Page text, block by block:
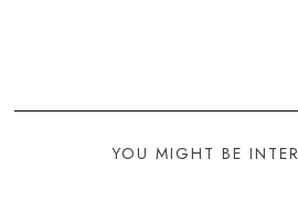
YOU MIGHT BE